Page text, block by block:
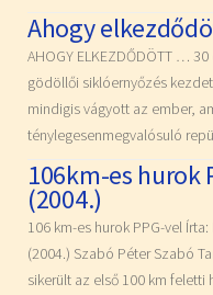
Ahogy
AHOGY ELKEZDŐDÖTT …
gödöllői siklóernyőzés
mindigis vágyott az ember,
ténylegesenmegvalósuló
106km-es hurok
(2004.)
106 km-es hurok PPG-vel
(2004.) Szabó Péter Szabó
sikerült az első 100 km